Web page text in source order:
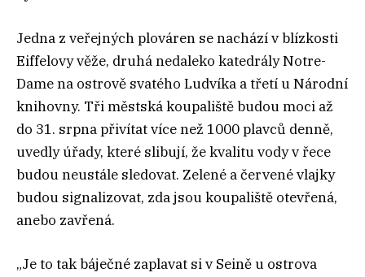
Jedna z veřejných plováren se nachází v blízkosti
Eiffelovy věže, druhá nedaleko katedrály Notre-
Dame na ostrově svatého Ludvíka a třetí u Národní
knihovny. Tři městská koupaliště budou moci až
do 31. srpna přivítat více než 1000 plavců denně,
uvedly úřady, které slibují, že kvalitu vody v řece
budou neustále sledovat. Zelené a červené vlajky
budou signalizovat, zda jsou koupaliště otevřená,
anebo zavřená.
„Je to tak báječné zaplavat si v Seině u ostrova